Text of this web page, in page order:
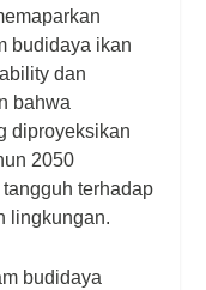
budidaya ikan
dan
bahwa
diproyeksikan
2050
terhadap
lingkungan.
budidaya